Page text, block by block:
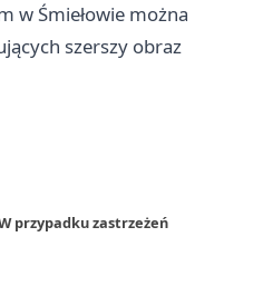
w Śmiełowie można
szerszy obraz
przypadku zastrzeżeń